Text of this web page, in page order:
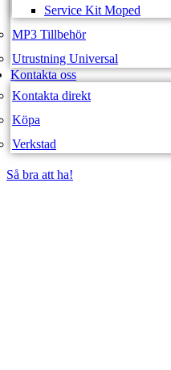
Service Kit Moped
MP3 Tillbehör
Utrustning Universal
Kontakta oss
Kontakta direkt
Köpa
Verkstad
Så bra att ha!